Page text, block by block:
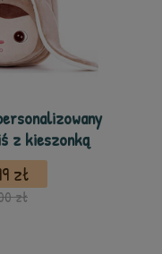
z kieszonką
zł
zł